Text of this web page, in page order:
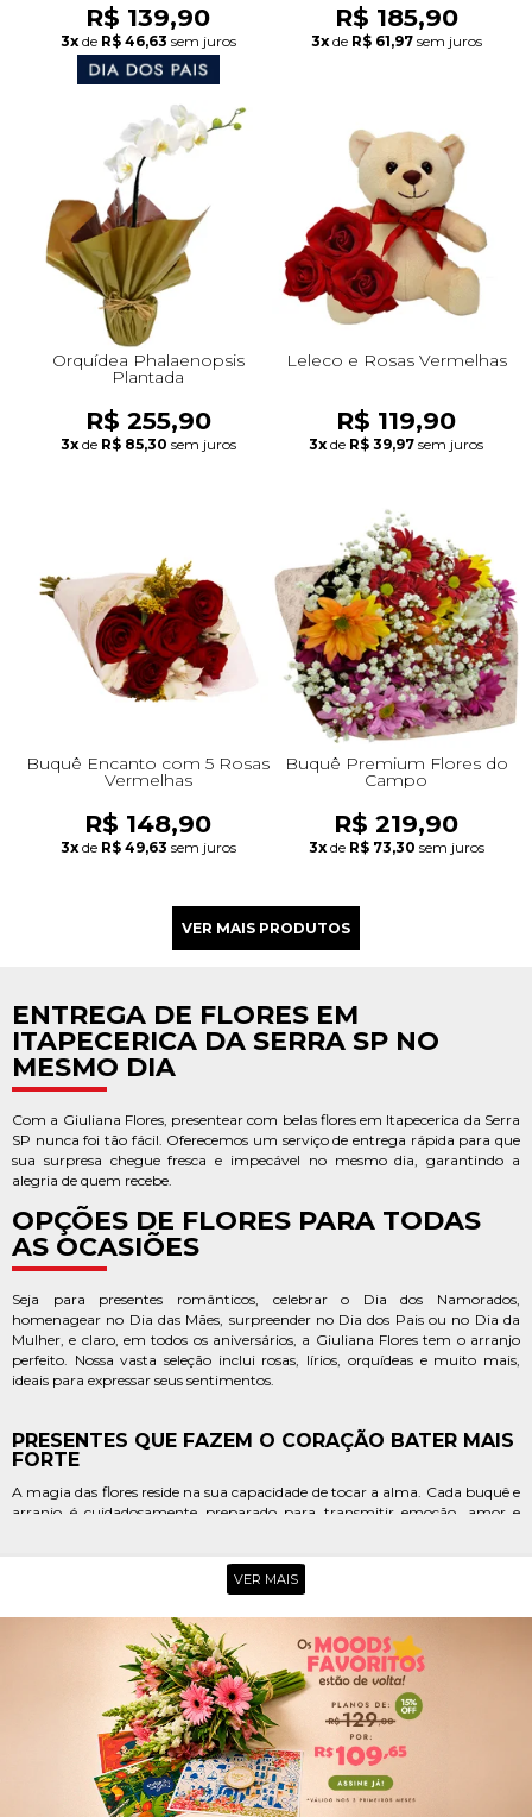
R$ 139,90
3x de R$ 46,63 sem juros
R$ 185,90
3x de R$ 61,97 sem juros
Orquídea Phalaenopsis
Plantada
R$ 255,90
3x de R$ 85,30 sem juros
Leleco e Rosas Vermelhas
R$ 119,90
3x de R$ 39,97 sem juros
Buquê Encanto com 5 Rosas
Vermelhas
R$ 148,90
3x de R$ 49,63 sem juros
Buquê Premium Flores do
Campo
R$ 219,90
3x de R$ 73,30 sem juros
ENTREGA DE FLORES EM
ITAPECERICA DA SERRA SP NO
MESMO DIA
Com a Giuliana Flores, presentear com belas flores em Itapecerica da Serra
SP nunca foi tão fácil. Oferecemos um serviço de entrega rápida para que
sua surpresa chegue fresca e impecável no mesmo dia, garantindo a
alegria de quem recebe.
OPÇÕES DE FLORES PARA TODAS
AS OCASIÕES
Seja para presentes românticos, celebrar o Dia dos Namorados,
homenagear no Dia das Mães, surpreender no Dia dos Pais ou no Dia da
Mulher, e claro, em todos os aniversários, a Giuliana Flores tem o arranjo
perfeito. Nossa vasta seleção inclui rosas, lírios, orquídeas e muito mais,
ideais para expressar seus sentimentos.
PRESENTES QUE FAZEM O CORAÇÃO BATER MAIS
FORTE
A magia das flores reside na sua capacidade de tocar a alma. Cada buquê e
arranjo é cuidadosamente preparado para transmitir emoção, amor e
OPÇÕES PARA CELEBRAR, AGRADECER E
De buquês vibrantes para celebrar conquistas a arranjos delicados para
expressar gratidão ou conforto, nossa floricultura em Itapecerica da Serra
oferece a escolha ideal. Transforme um dia comum em uma memória
especial com a beleza natural das flores.
POR QUE ESCOLHER A GIULIANA
FLORES EM ITAPECERICA DA SERRA
VER MAIS